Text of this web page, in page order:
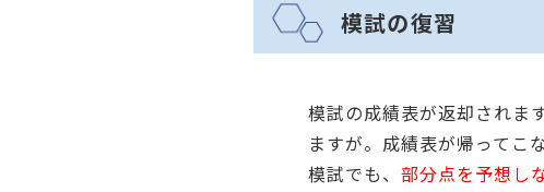
模試の復習
模試の成績表が返却されま
ますが。成績表が帰ってこ
模試でも、 部分点を予想し